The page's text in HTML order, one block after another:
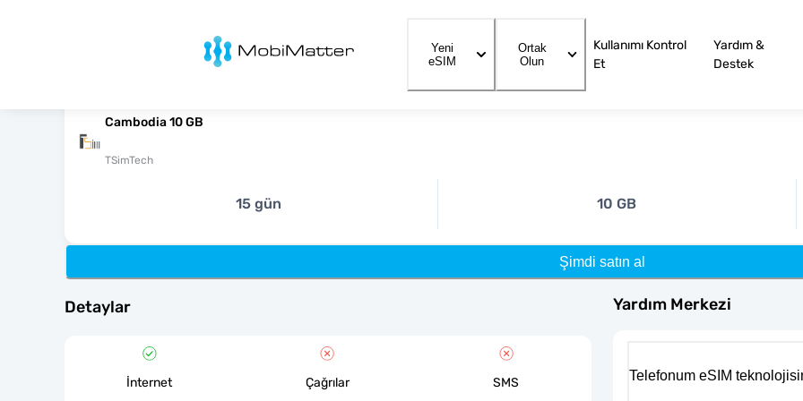
MobiMatter
Yeni
eSIM
Ortak
Olun
Kullanımı Kontrol
Et
Yardım &
Destek
Cambodia 10 GB
TSimTech
15 gün 10 GB
Şimdi satın al
Detaylar
İnternet Çağrılar SMS
Yardım Merkezi
Telefonum eSIM